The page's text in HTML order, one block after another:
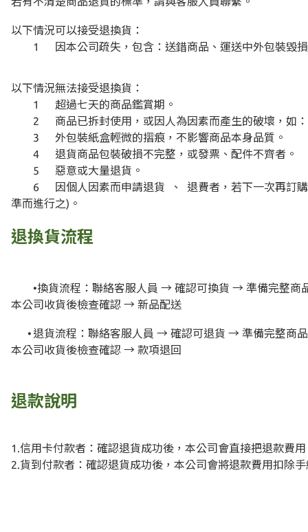
以下情況可以接受退換貨：
1
因本公司疏失，包含：送錯商品、運送中外包裝毀
以下情況無法接受退換貨：
1
超過七天的商品鑑賞期。
2
商品已拆封使用，或因人為因素而產生的破壞，如
3
外包裝紙盒輕微的摺痕，不影響商品本身品質。
4
退貨商品包裝破損不完整，或發票、配件不齊者。
5
惡意或大量退貨。
6
因個人因素而申請退貨 、
退費者，若下一次再訂
準而進行之)。
退換貨流程
•換貨流程：聯絡客服人員 → 確認可換貨 → 準備完整商
本公司收貨後檢查確認 → 新品配送
• 退貨流程：聯絡客服人員 → 確認可退貨 → 準備完整商
本公司收貨後檢查確認 → 款項退回
退款說明
1.信用卡付款者：確認退貨成功後，本公司會直接把退款費
2.貨到付款者：確認退貨成功後，本公司會將退款費用扣除